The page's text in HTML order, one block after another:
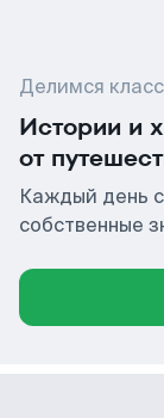
Делимся
Истории и
от
Каждый день
собственные